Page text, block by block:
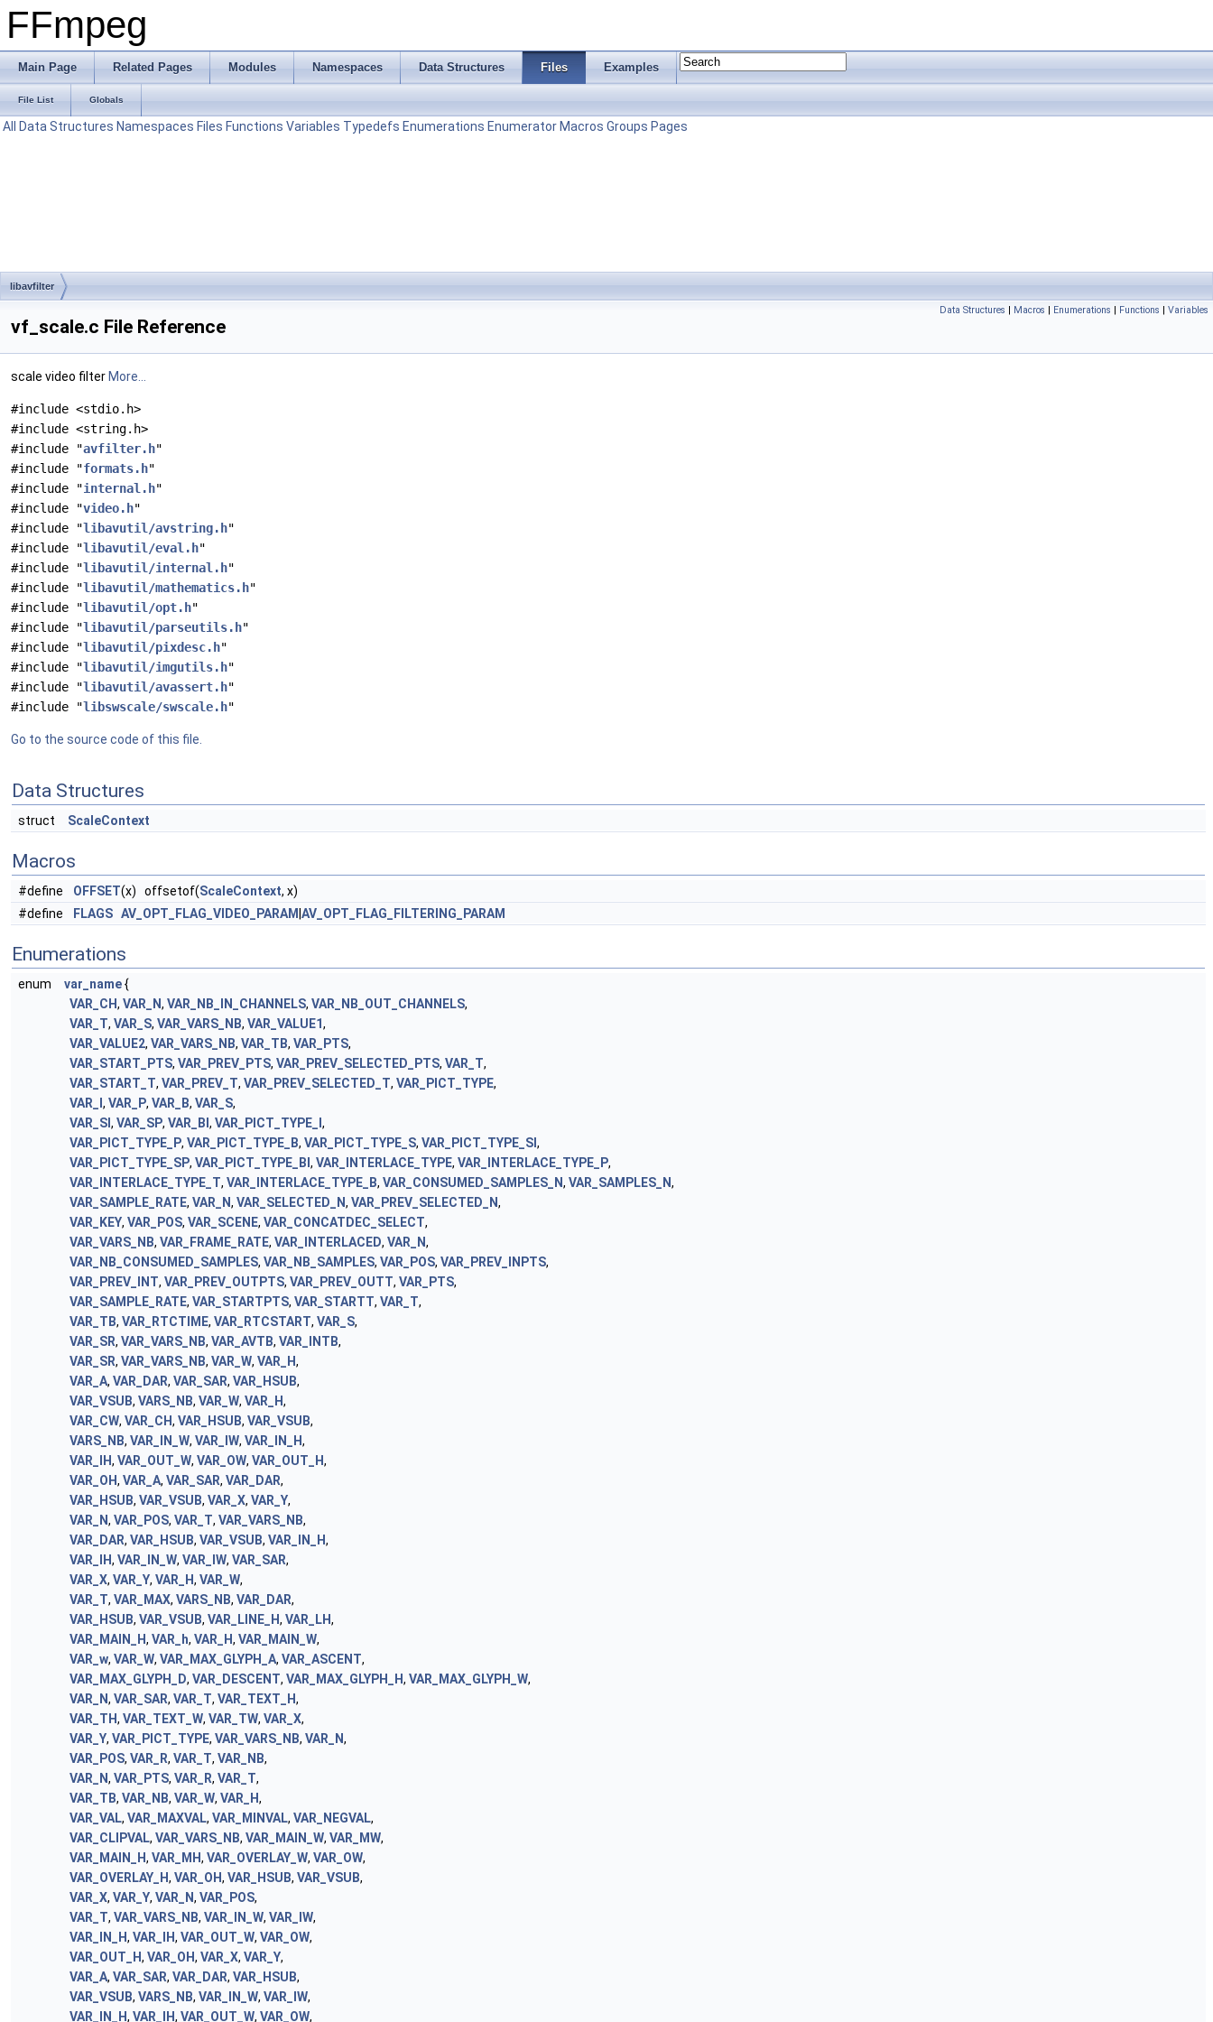
FFmpeg
Main Page Related Pages Modules Namespaces Data Structures Files Examples
File List Globals
All Data Structures Namespaces Files Functions Variables Typedefs Enumerations Enumerator Macros Groups Pages
libavfilter
Data Structures | Macros | Enumerations | Functions | Variables
vf_scale.c File Reference
scale video filter More...
#include <stdio.h>
#include <string.h>
#include "avfilter.h"
#include "formats.h"
#include "internal.h"
#include "video.h"
#include "libavutil/avstring.h"
#include "libavutil/eval.h"
#include "libavutil/internal.h"
#include "libavutil/mathematics.h"
#include "libavutil/opt.h"
#include "libavutil/parseutils.h"
#include "libavutil/pixdesc.h"
#include "libavutil/imgutils.h"
#include "libavutil/avassert.h"
#include "libswscale/swscale.h"
Go to the source code of this file.
Data Structures
struct ScaleContext
Macros
#define OFFSET(x) offsetof(ScaleContext, x)
#define
FLAGS AV_OPT_FLAG_VIDEO_PARAM AV_OPT_FLAG_FILTERING_PARAM
Enumerations
enum var_name{
VAR_CH, VAR_N, VAR_NB_IN_CHANNELS, VAR_NB_OUT_CHANNELS,
VAR_T, VAR_S, VAR_VARS_NB, VAR_VALUE1,
VAR_VALUE2, VAR_VARS_NB, VAR_TB, VAR_PTS,
VAR_START_PTS, VAR_PREV_PTS, VAR_PREV_SELECTED_PTS, VAR_T,
VAR_START_T, VAR_PREV_T, VAR_PREV_SELECTED_T, VAR_PICT_TYPE,
VAR_I , VAR_P, VAR_B, VAR_S,
VAR_SI , VAR_SP, VAR_BI , VAR_PICT_TYPE_I ,
VAR_PICT_TYPE_P, VAR_PICT_TYPE_B, VAR_PICT_TYPE_S, VAR_PICT_TYPE_SI ,
VAR_PICT_TYPE_SP, VAR_PICT_TYPE_BI , VAR_INTERLACE_TYPE, VAR_INTERLACE_TYPE_P,
VAR_INTERLACE_TYPE_T, VAR_INTERLACE_TYPE_B, VAR_CONSUMED_SAMPLES_N, VAR_SAMPLES_N,
VAR_SAMPLE_RATE, VAR_N, VAR_SELECTED_N, VAR_PREV_SELECTED_N,
VAR_KEY, VAR_POS, VAR_SCENE, VAR_CONCATDEC_SELECT,
VAR_VARS_NB, VAR_FRAME_RATE, VAR_INTERLACED, VAR_N,
VAR_NB_CONSUMED_SAMPLES, VAR_NB_SAMPLES, VAR_POS, VAR_PREV_INPTS,
VAR_PREV_INT, VAR_PREV_OUTPTS, VAR_PREV_OUTT, VAR_PTS,
VAR_SAMPLE_RATE, VAR_STARTPTS, VAR_STARTT, VAR_T,
VAR_TB, VAR_RTCTIME, VAR_RTCSTART, VAR_S,
VAR_SR, VAR_VARS_NB, VAR_AVTB, VAR_INTB,
VAR_SR, VAR_VARS_NB, VAR_W, VAR_H,
VAR_A, VAR_DAR, VAR_SAR, VAR_HSUB,
VAR_VSUB, VARS_NB, VAR_W, VAR_H,
VAR_CW, VAR_CH, VAR_HSUB, VAR_VSUB,
VARS_NB, VAR_IN_W, VAR_IW, VAR_IN_H,
VAR_IH, VAR_OUT_W, VAR_OW, VAR_OUT_H,
VAR_OH, VAR_A, VAR_SAR, VAR_DAR,
VAR_HSUB, VAR_VSUB, VAR_X, VAR_Y,
VAR_N, VAR_POS, VAR_T, VAR_VARS_NB,
VAR_DAR, VAR_HSUB, VAR_VSUB, VAR_IN_H,
VAR_IH, VAR_IN_W, VAR_IW, VAR_SAR,
VAR_X, VAR_Y, VAR_H, VAR_W,
VAR_T, VAR_MAX, VARS_NB, VAR_DAR,
VAR_HSUB, VAR_VSUB, VAR_LINE_H, VAR_LH,
VAR_MAIN_H, VAR_h, VAR_H, VAR_MAIN_W,
VAR_w, VAR_W, VAR_MAX_GLYPH_A, VAR_ASCENT,
VAR_MAX_GLYPH_D, VAR_DESCENT, VAR_MAX_GLYPH_H, VAR_MAX_GLYPH_W,
VAR_N, VAR_SAR, VAR_T, VAR_TEXT_H,
VAR_TH, VAR_TEXT_W, VAR_TW, VAR_X,
VAR_Y, VAR_PICT_TYPE, VAR_VARS_NB, VAR_N,
VAR_POS, VAR_R, VAR_T, VAR_NB,
VAR_N, VAR_PTS, VAR_R, VAR_T,
VAR_TB, VAR_NB, VAR_W, VAR_H,
VAR_VAL, VAR_MAXVAL, VAR_MINVAL, VAR_NEGVAL,
VAR_CLIPVAL, VAR_VARS_NB, VAR_MAIN_W, VAR_MW,
VAR_MAIN_H, VAR_MH, VAR_OVERLAY_W, VAR_OW,
VAR_OVERLAY_H, VAR_OH, VAR_HSUB, VAR_VSUB,
VAR_X, VAR_Y, VAR_N, VAR_POS,
VAR_T, VAR_VARS_NB, VAR_IN_W, VAR_IW,
VAR_IN_H, VAR_IH, VAR_OUT_W, VAR_OW,
VAR_OUT_H, VAR_OH, VAR_X, VAR_Y,
VAR_A, VAR_SAR, VAR_DAR, VAR_HSUB,
VAR_VSUB, VARS_NB, VAR_IN_W, VAR_IW,
VAR_IN_H, VAR_IH, VAR_OUT_W, VAR_OW,